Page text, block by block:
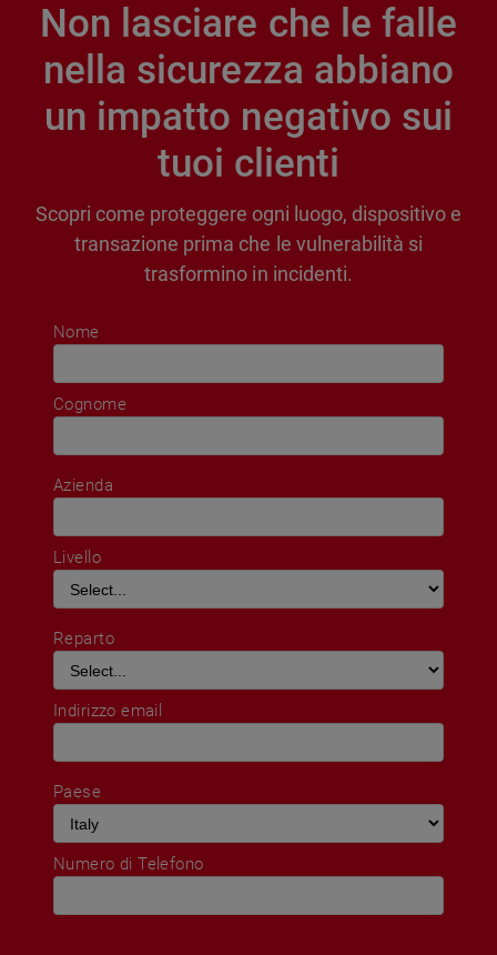
Nome
Cognome
Azienda
Livello
Reparto
Indirizzo email
Paese
Numero di Telefono
Non lasciare che le falle
nella sicurezza abbiano
un impatto negativo sui
tuoi clienti
Scopri come proteggere ogni luogo, dispositivo e
transazione prima che le vulnerabilità si
trasformino in incidenti.